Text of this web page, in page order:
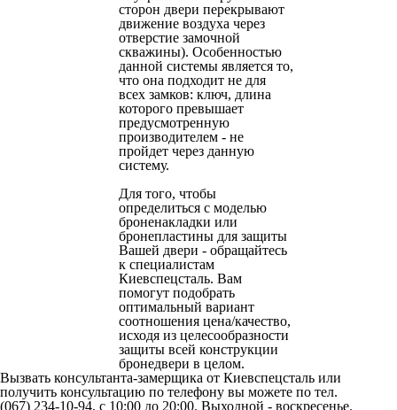
сторон двери перекрывают
движение воздуха через
отверстие замочной
скважины). Особенностью
данной системы является то,
что она подходит не для
всех замков: ключ, длина
которого превышает
предусмотренную
производителем - не
пройдет через данную
систему.
Для того, чтобы
определиться с моделью
броненакладки или
бронепластины для защиты
Вашей двери - обращайтесь
к специалистам
Киевспецсталь. Вам
помогут подобрать
оптимальный вариант
соотношения цена/качество,
исходя из целесообразности
защиты всей конструкции
бронедвери в целом.
Вызвать консультанта-замерщика от Киевспецсталь или
получить консультацию по телефону вы можете по тел.
(067) 234-10-94, с 10:00 до 20:00. Выходной - воскресенье.